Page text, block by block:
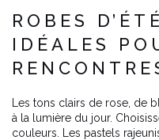
ROBES
IDÉALES
Les tons clairs de rose, de
à la lumière du jour.
couleurs. Les pastels